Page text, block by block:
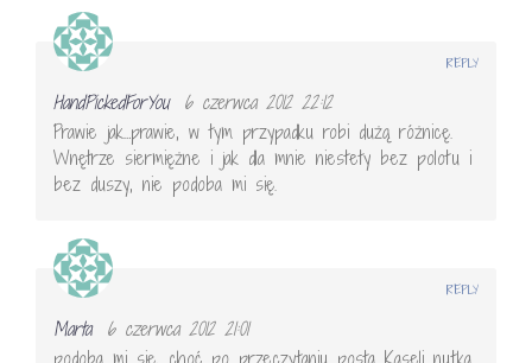
HandPickedForYou
6 czerwca 2012 22:12
Prawie jak…prawie, w tym przypadku robi dużą różnicę.
Wnętrze siermiężne i jak dla mnie niestety bez polotu i
bez duszy, nie podoba mi się.
REPLY
Marta
6 czerwca 2012 21:01
REPLY